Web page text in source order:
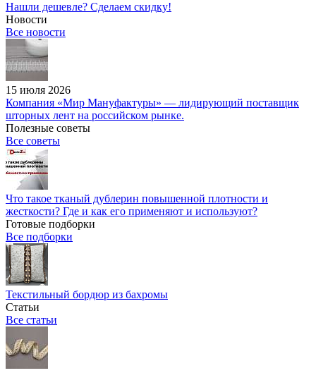
Нашли дешевле? Сделаем скидку!
Новости
Все новости
15 июля 2026
Компания «Мир Мануфактуры» — лидирующий поставщик
шторных лент на российском рынке.
Полезные советы
Все советы
Что такое тканый дублерин повышенной плотности и
жесткости? Где и как его применяют и используют?
Готовые подборки
Все подборки
Текстильный бордюр из бахромы
Статьи
Все статьи